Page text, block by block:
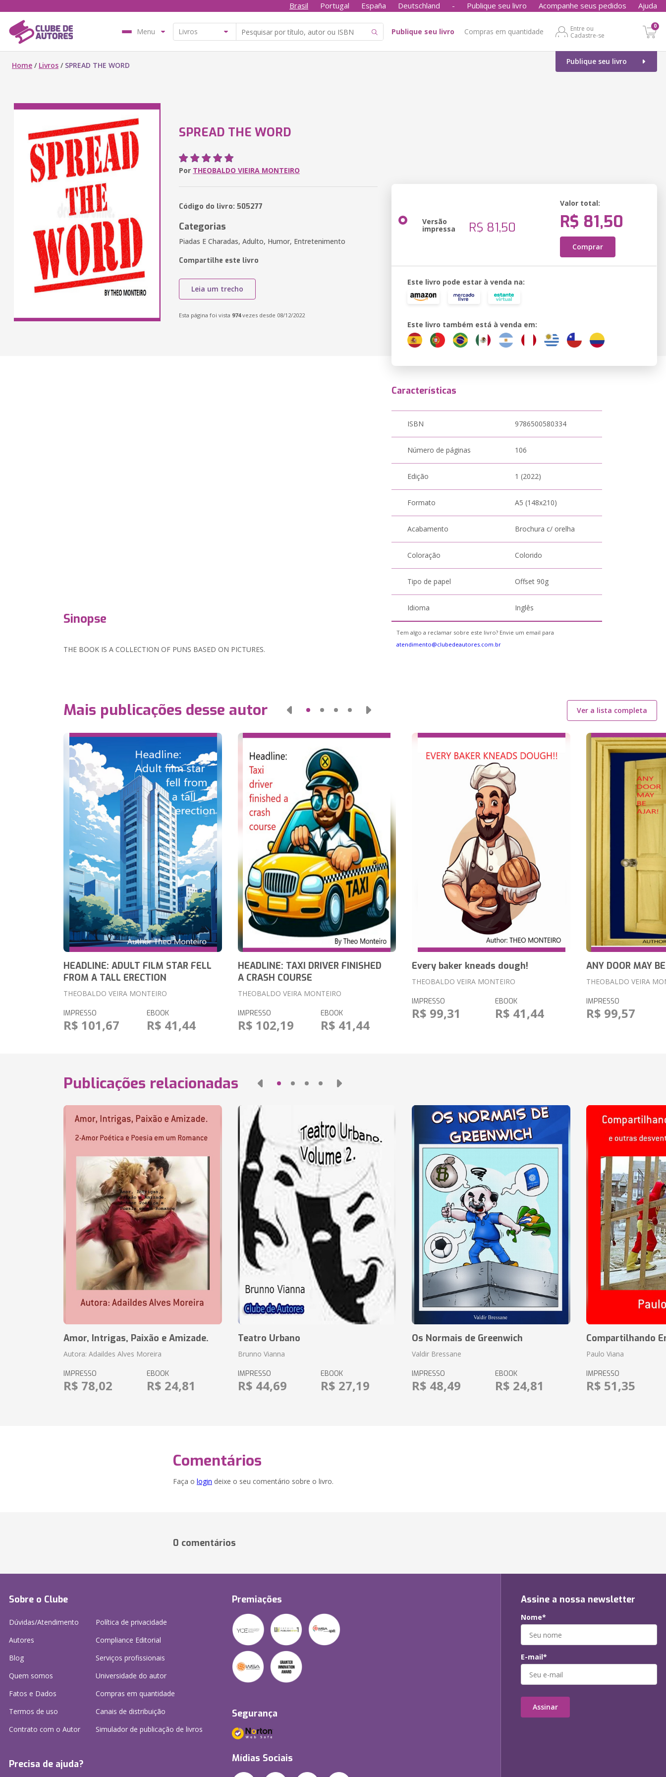
Brasil Portugal España Deutschland - Publique seu livro Acompanhe seus pedidos Ajuda
Menu Publique seu livro Compras em quantidade
Entre ou
Cadastre-se
0
Publique seu livro
Home / Livros / SPREAD THE WORD
SPREAD THE WORD
Por THEOBALDO VIEIRA MONTEIRO
Código do livro: 505277
Categorias
Piadas E Charadas, Adulto, Humor, Entretenimento
Compartilhe este livro
Leia um trecho
Esta página foi vista 974vezes desde 08/12/2022
Versão
impressa R$ 81,50
Valor total:
R$ 81,50
Comprar
Este livro pode estar à venda na:
Este livro também está à venda em:
Sinopse
THE BOOK IS A COLLECTION OF PUNS BASED ON PICTURES.
Características
ISBN 9786500580334
Número de páginas 106
Edição 1 (2022)
Formato A5 (148x210)
Acabamento Brochura c/ orelha
Coloração Colorido
Tipo de papel Offset 90g
Idioma Inglês
Tem algo a reclamar sobre este livro? Envie um email para
atendimento@clubedeautores.com.br
Mais publicações desse autor Ver a lista completa
HEADLINE: ADULT FILM STAR FELL
FROM A TALL ERECTION
THEOBALDO VEIRA MONTEIRO
IMPRESSO
R$ 101,67
EBOOK
R$ 41,44
HEADLINE: TAXI DRIVER FINISHED
A CRASH COURSE
THEOBALDO VEIRA MONTEIRO
IMPRESSO
R$ 102,19
EBOOK
R$ 41,44
Every baker kneads dough!
THEOBALDO VEIRA MONTEIRO
IMPRESSO
R$ 99,31
EBOOK
R$ 41,44
ANY DOOR MAY
THEOBALDO VEIRA
IMPRESSO
R$ 99,57
Publicações relacionadas
Amor, Intrigas, Paixão e Amizade.
Autora: Adaildes Alves Moreira
IMPRESSO
R$ 78,02
EBOOK
R$ 24,81
Teatro Urbano
Brunno Vianna
IMPRESSO
R$ 44,69
EBOOK
R$ 27,19
Os Normais de Greenwich
Valdir Bressane
IMPRESSO
R$ 48,49
EBOOK
R$ 24,81
Compartilhando
Paulo Viana
IMPRESSO
R$ 51,35
Comentários
Faça o login deixe o seu comentário sobre o livro.
0 comentários
Sobre o Clube
Dúvidas/Atendimento
Autores
Blog
Quem somos
Fatos e Dados
Termos de uso
Contrato com o Autor
Política de privacidade
Compliance Editorial
Serviços profissionais
Universidade do autor
Compras em quantidade
Canais de distribuição
Simulador de publicação de livros
Precisa de ajuda?
Premiações
Segurança
Mídias Sociais
Assine a nossa newsletter
Nome*
E-mail*
Assinar